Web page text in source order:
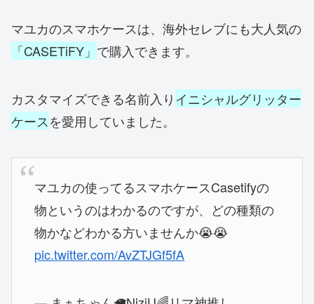
マユカのスマホケースは、海外セレブにも大人気の
「CASETiFY」 で購入できます。
カスタマイズできる名前入り イニシャルグリッター
ケースを愛用していました。
マユカの使ってるスマホケースCasetifyの
物というのはわかるのですが、どの種類の
物かなどわかる方いませんか😭😭
pic.twitter.com/AvZTJGf5fA